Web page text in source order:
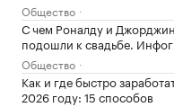
Общество
С чем Роналду и
подошли к свадьбе.
Общество
Как и где быстро
2026 году: 15 способов